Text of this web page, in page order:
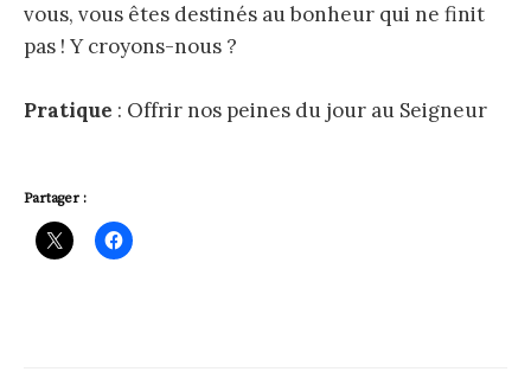
vous, vous êtes destinés au bonheur qui ne finit
pas ! Y croyons-nous ?
Pratique : Offrir nos peines du jour au Seigneur
Partager :